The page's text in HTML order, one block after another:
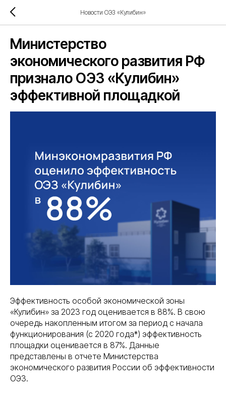
Новости ОЭЗ «Кулибин»
Министерство
экономического развития РФ
признало ОЭЗ «Кулибин»
эффективной площадкой
Эффективность особой экономической зоны
«Кулибин» за 2023 год оценивается в 88%. В свою
очередь накопленным итогом за период с начала
функционирования (с 2020 года*) эффективность
площадки оценивается в 87%. Данные
представлены в отчете Министерства
экономического развития России об эффективности
ОЭЗ.